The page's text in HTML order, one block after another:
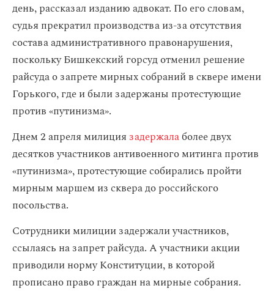
день, рассказал изданию адвокат. По его словам,
судья прекратил производства из-за отсутствия
состава административного правонарушения,
поскольку Бишкекский горсуд отменил решение
райсуда о запрете мирных собраний в сквере имени
Горького, где и были задержаны протестующие
против «путинизма».
Днем 2 апреля милиция задержалаболее двух
десятков участников антивоенного митинга против
«путинизма», протестующие собирались пройти
мирным маршем из сквера до российского
посольства.
Сотрудники милиции задержали участников,
ссылаясь на запрет райсуда. А участники акции
приводили норму Конституции, в которой
прописано право граждан на мирные собрания.